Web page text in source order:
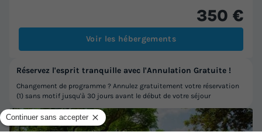
350 €
Voir les hébergements
Réservez l'esprit tranquille avec l'Annulation Gratuite !
Changement de programme ? Annulez gratuitement votre réservation
(1) sans motif jusqu'à 30 jours avant le début de votre séjour